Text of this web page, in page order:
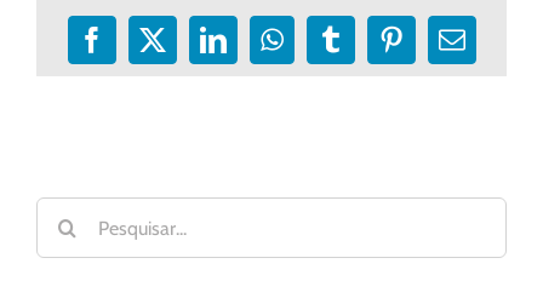
Facebook
X LinkedInWhatsApp
TumblrPinterest
E-
Buscar
resultados
para: